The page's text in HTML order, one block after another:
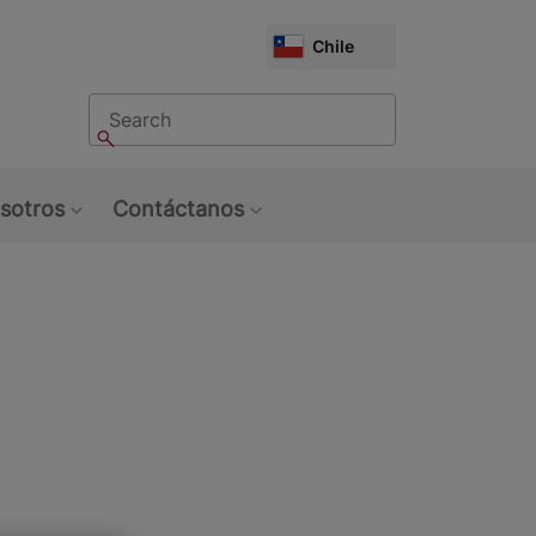
CHOOSE
MARKET
Chile
Buscar
Buscar
Contáctanos